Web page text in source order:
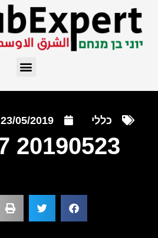
כללי 23/05/2019
20190523 092047